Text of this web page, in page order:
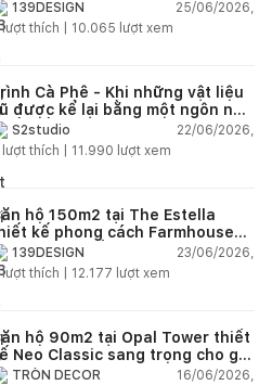
Art đầy cảm xúc
139DESIGN
25/06/2026,
lượt thích | 10.065 lượt xem
Cà Phê - Khi những vật liệu
được kể lại bằng một ngôn ngữ
kế mới
S2studio
22/06/2026,
lượt thích | 11.990 lượt xem
hộ 150m2 tại The Estella
kế phong cách Farmhouse
lịch và ấm áp
139DESIGN
23/06/2026,
lượt thích | 12.177 lượt xem
hộ 90m2 tại Opal Tower thiết
Neo Classic sang trọng cho gia
trẻ
TRÒN DECOR
16/06/2026,